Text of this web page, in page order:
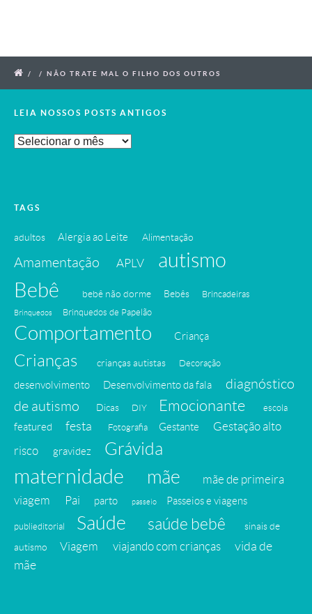
/ / NÃO TRATE MAL O FILHO DOS OUTROS
LEIA NOSSOS POSTS ANTIGOS
Leia
TAGS
adultos Alergia ao Leite Alimentação
Amamentação APLV
autismo
Bebê
bebê não dorme Bebês Brincadeiras
Brinquedos Brinquedos de Papelão
Comportamento Criança
Crianças crianças autistas Decoração
desenvolvimento Desenvolvimento da fala
diagnóstico
de autismo
Dicas DIY Emocionante escola
featured festa Fotografia Gestante
Gestação alto
risco
gravidez Grávida
maternidade mãe
mãe de primeira
viagem
Pai parto passeio Passeios e viagens
publieditorial Saúde saúde bebê
sinais de
autismo
Viagem viajando com crianças
vida de
mãe